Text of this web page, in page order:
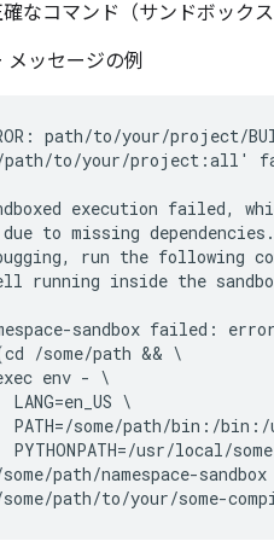
なコマンド（サンドボック
メッセージの例
path/to/your/project/
to/your/project:all'
execution failed,
to missing
run the following
running inside the
sandbox failed:
/some/path && \
env - \
LANG=en_US \
PATH=/some/path/bin:/bin:/
PYTHONPATH=/usr/local/
path/namespace-